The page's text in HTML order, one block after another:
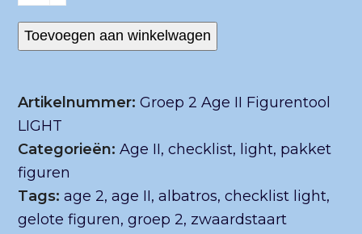
2
Age
LIGHT
aantal
Toevoegen aan winkelwagen
Artikelnummer: Groep 2 Age II Figurentool
LIGHT
Categorieën: Age II,checklist, light, pakket
figuren
Tags: age 2,age II,albatros,checklist light,
gelote figuren,groep 2, zwaardstaart